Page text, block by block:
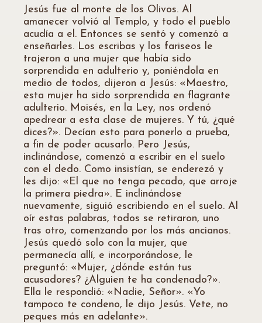
Jesús fue al monte de los Olivos. Al
amanecer volvió al Templo, y todo el pueblo
acudía a el. Entonces se sentó y comenzó a
enseñarles. Los escribas y los fariseos le
trajeron a una mujer que había sido
sorprendida en adulterio y, poniéndola en
medio de todos, dijeron a Jesús: «Maestro,
esta mujer ha sido sorprendida en flagrante
adulterio. Moisés, en la Ley, nos ordenó
apedrear a esta clase de mujeres. Y tú, ¿qué
dices?». Decían esto para ponerlo a prueba,
a fin de poder acusarlo. Pero Jesús,
inclinándose, comenzó a escribir en el suelo
con el dedo. Como insistían, se enderezó y
les dijo: «El que no tenga pecado, que arroje
la primera piedra». E inclinándose
nuevamente, siguió escribiendo en el suelo. Al
oír estas palabras, todos se retiraron, uno
tras otro, comenzando por los más ancianos.
Jesús quedó solo con la mujer, que
permanecía allí, e incorporándose, le
preguntó: «Mujer, ¿dónde están tus
acusadores? ¿Alguien te ha condenado?».
Ella le respondió: «Nadie, Señor». «Yo
tampoco te condeno, le dijo Jesús. Vete, no
peques más en adelante».